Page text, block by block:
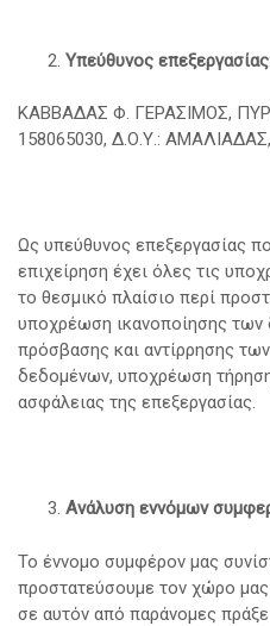
Υπεύθυνος
ΚΑΒΒΑΔΑΣ Φ. ΓΕΡΑΣΙΜΟΣ,
158065030, Δ.Ο.Υ.:
Ως υπεύθυνος επεξεργασίας
επιχείρηση έχει όλες τις
το θεσμικό πλαίσιο περί
υποχρέωση ικανοποίησης των
πρόσβασης και αντίρρησης
δεδομένων, υποχρέωση
ασφάλειας της επεξεργασίας.
Ανάλυση εννόμων
Το έννομο συμφέρον μας
προστατεύσουμε τον χώρο μας
σε αυτόν από παράνομες